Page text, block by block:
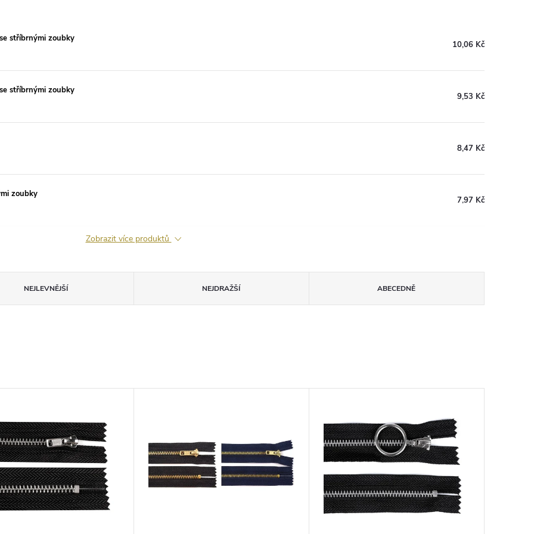
stříbrnými zoubky
10,06 Kč
stříbrnými zoubky
9,53 Kč
8,47 Kč
zoubky
7,97 Kč
Zobrazit více produktů
NEJLEVNĚJŠÍ NEJDRAŽŠÍ ABECEDNĚ